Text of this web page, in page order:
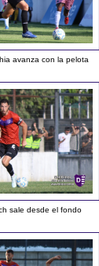
avanza con la pelota
sale desde el fondo